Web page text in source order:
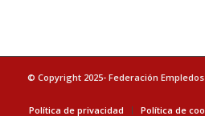
© Copyright 2025- Federación
Política de privacidad Política de